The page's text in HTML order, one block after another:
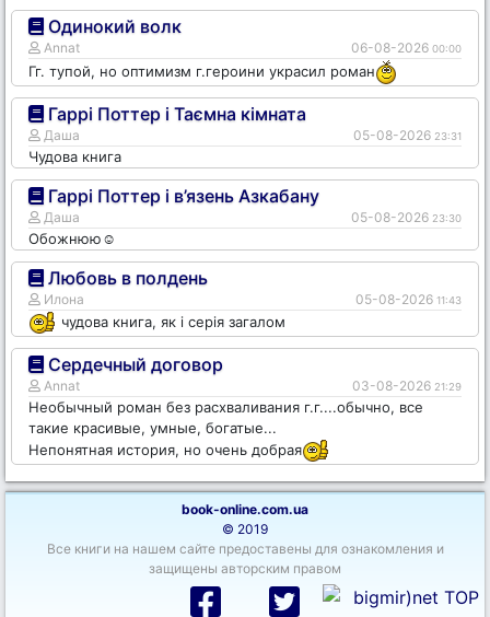
Одинокий волк
Annat 06-08-2026 00:00
Гг. тупой, но оптимизм г.героини украсил роман
Гаррі Поттер і Таємна кімната
Даша 05-08-2026 23:31
Чудова книга
Гаррі Поттер і в’язень Азкабану
Даша 05-08-2026 23:30
Обожнюю☺️
Любовь в полдень
Илона 05-08-2026 11:43
чудова книга, як і серія загалом
Сердечный договор
Annat 03-08-2026 21:29
Необычный роман без расхваливания г.г....обычно, все
такие красивые, умные, богатые...
Непонятная история, но очень добрая
book-online.com.ua
© 2019
Все книги на нашем сайте предоставены для ознакомления и
защищены авторским правом